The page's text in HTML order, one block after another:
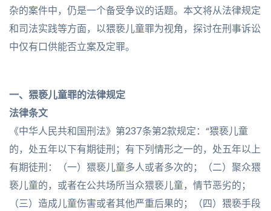
杂的案件中，仍是一个备受争议的话题。本文将从法律规定
和司法实践等方面，以猥亵儿童罪为视角，探讨在刑事诉讼
中仅有口供能否立案及定罪。
一、猥亵儿童罪的法律规定
法律条文
《中华人民共和国刑法》第237条第2款规定：“猥亵儿童
的，处五年以下有期徒刑；有下列情形之一的，处五年以上
有期徒刑：（一）猥亵儿童多人或者多次的；（二）聚众猥
亵儿童的，或者在公共场所当众猥亵儿童，情节恶劣的；
（三）造成儿童伤害或者其他严重后果的；（四）猥亵手段